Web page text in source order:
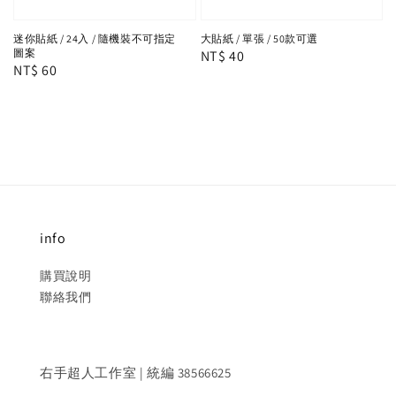
迷你貼紙 / 24入 / 隨機裝不可指定
圖案
Regular
NT$ 60
大貼紙 / 單張 / 50款可選
Regular
NT$ 40
info
購買說明
聯絡我們
右手超人工作室 | 統編 38566625